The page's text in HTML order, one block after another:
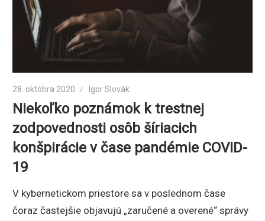
28. októbra 2020 Igor Slovák
Niekoľko poznámok k trestnej
zodpovednosti osôb šíriacich
konšpirácie v čase pandémie COVID-
19
V kybernetickom priestore sa v poslednom čase
čoraz častejšie objavujú „zaručené a overené“ správy